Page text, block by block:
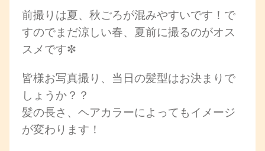
前撮りは夏、秋ごろが混みやすいです！で
すのでまだ涼しい春、夏前に撮るのがオス
スメです✼
皆様お写真撮り、当日の髪型はお決まりで
しょうか？？
髪の長さ、ヘアカラーによってもイメージ
が変わります！